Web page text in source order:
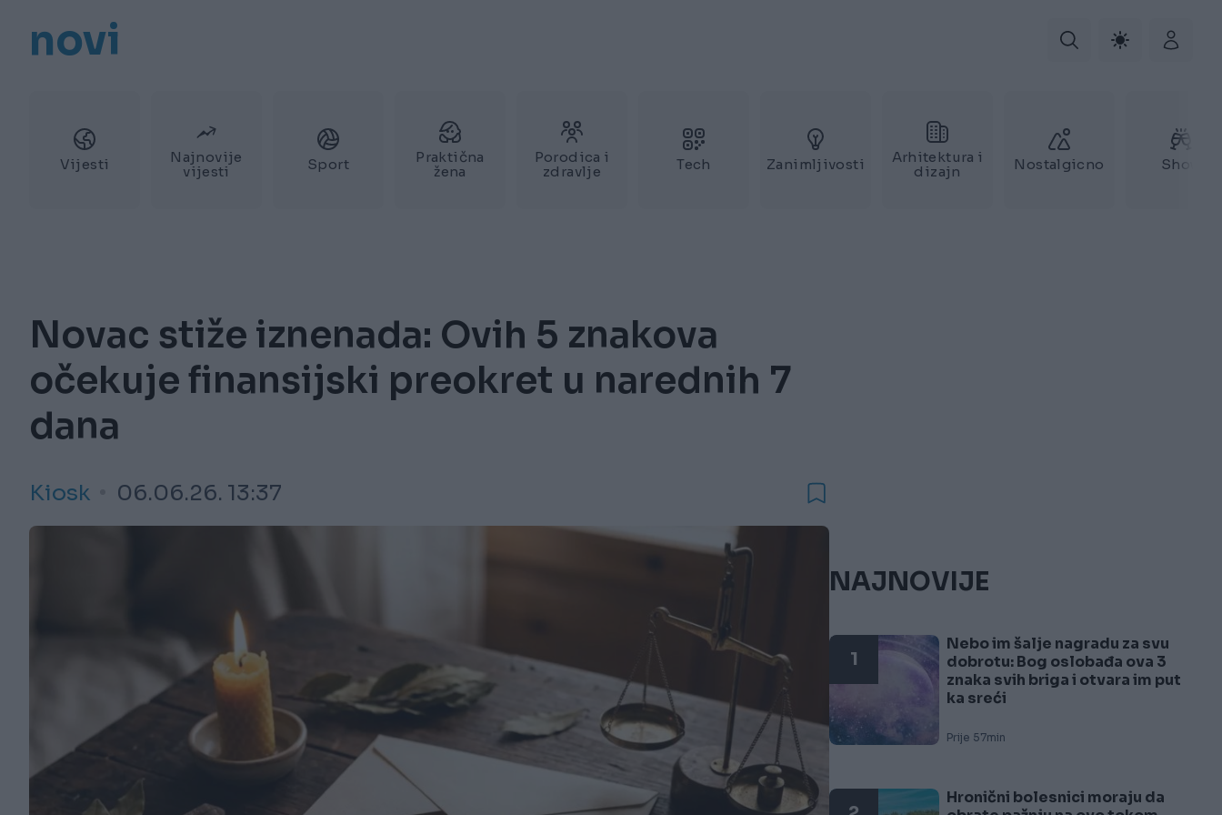
novi
Vijesti
Najnovije
vijesti
Sport
Praktična
žena
Porodica i
zdravlje
Tech Zanimljivosti
Arhitektura i
dizajn
Nostalgicno Show
Novac stiže iznenada: Ovih 5 znakova
očekuje finansijski preokret u narednih 7
dana
Kiosk 06.06.26. 13:37
NAJNOVIJE
1
Nebo im šalje nagradu za svu
dobrotu: Bog oslobađa ova 3
znaka svih briga i otvara im put
ka sreći
Prije 57min
Hronični bolesnici moraju da